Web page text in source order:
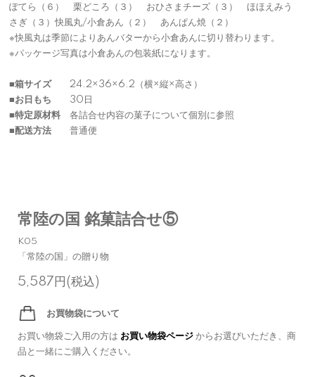
ぽてら（６） 栗どころ（３） おひさまチーズ（３） ほほえみう
さぎ（３）快風丸/小倉あん（２） あんぱん焼（２）
※快風丸は季節によりあんバターから小倉あんに切り替わります。
※パッケージ写真は小倉あんの包装紙になります。
■箱サイズ 24.2×36×6.2（横×縦×高さ）
■お日もち 30日
■特定原材料 各詰合せ内容の菓子について個別に参照
■配送方法 普通便
常陸の国 銘菓詰合せ⑤
K05
「常陸の国」の贈り物
5,587円(税込)
お買物袋について
お買い物袋ご入用の方は お買い物袋ページ からお選びいただき、商
品と一緒にご購入ください。